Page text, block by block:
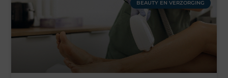
BEAUTY EN VERZORGING